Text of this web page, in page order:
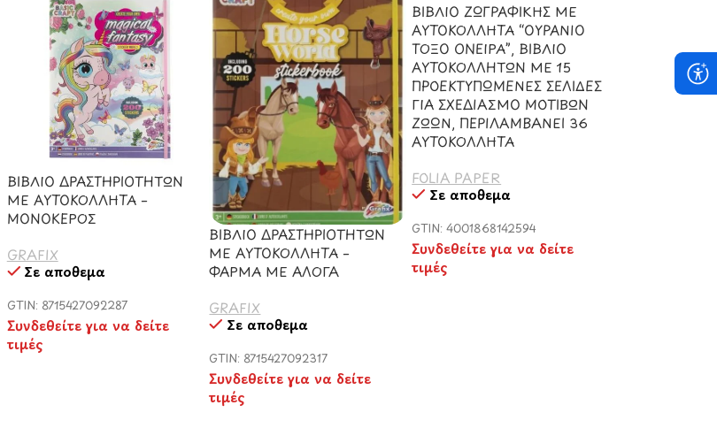
ΒΙΒΛΙΟ ΔΡΑΣΤΗΡΙΟΤΗΤΩΝ
ΜΕ ΑΥΤΟΚΟΛΛΗΤΑ –
ΜΟΝΟΚΕΡΟΣ
GRAFIX
Σε απόθεμα
GTIN: 8715427092287
Συνδεθείτε για να δείτε
τιμές
ΒΙΒΛΙΟ ΔΡΑΣΤΗΡΙΟΤΗΤΩΝ
ΜΕ ΑΥΤΟΚΟΛΛΗΤΑ –
ΦΑΡΜΑ ΜΕ ΑΛΟΓΑ
GRAFIX
Σε απόθεμα
GTIN: 8715427092317
Συνδεθείτε για να δείτε
τιμές
ΒΙΒΛΙΟ ΖΩΓΡΑΦΙΚΗΣ ΜΕ
ΑΥΤΟΚΟΛΛΗΤΑ “ΟΥΡΑΝΙΟ
ΤΟΞΟ ΟΝΕΙΡΑ”, ΒΙΒΛΙΟ
ΑΥΤΟΚΟΛΛΗΤΩΝ ΜΕ 15
ΠΡΟΕΚΤΥΠΩΜΕΝΕΣ ΣΕΛΙΔΕΣ
ΓΙΑ ΣΧΕΔΙΑΣΜΟ ΜΟΤΙΒΩΝ
ΖΩΩΝ, ΠΕΡΙΛΑΜΒΑΝΕΙ 36
ΑΥΤΟΚΟΛΛΗΤΑ
FOLIA PAPER
Σε απόθεμα
GTIN: 4001868142594
Συνδεθείτε για να δείτε
τιμές